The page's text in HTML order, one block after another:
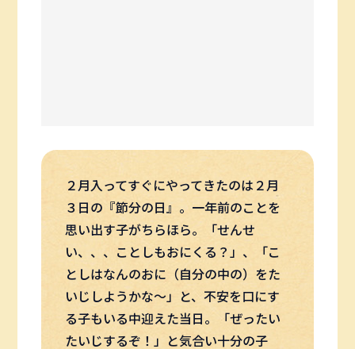
２月入ってすぐにやってきたのは２月
３日の『節分の日』。一年前のことを
思い出す子がちらほら。「せんせ
い、、、ことしもおにくる？」、「こ
としはなんのおに（自分の中の）をた
いじしようかな～」と、不安を口にす
る子もいる中迎えた当日。「ぜったい
たいじするぞ！」と気合い十分の子